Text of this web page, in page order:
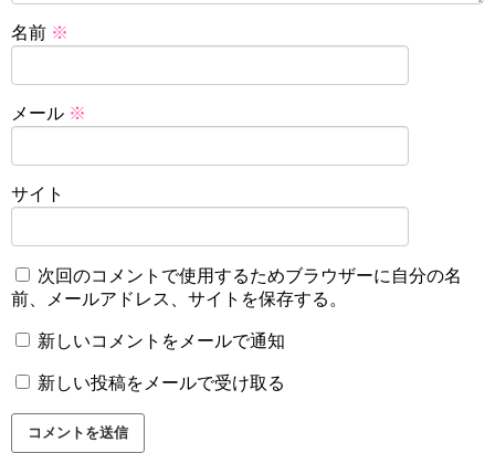
名前 ※
メール ※
サイト
次回のコメントで使用するためブラウザーに自分の名
前、メールアドレス、サイトを保存する。
新しいコメントをメールで通知
新しい投稿をメールで受け取る